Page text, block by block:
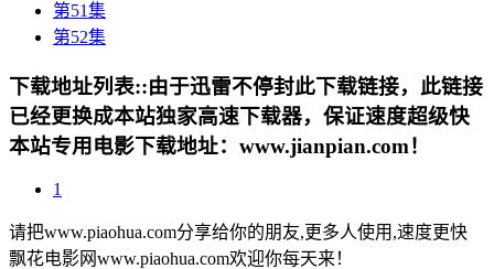
第51集
第52集
下载地址列表::由于迅雷不停封此下载链接，此链接
已经更换成本站独家高速下载器，保证速度超级快
本站专用电影下载地址：www.jianpian.com！
1
请把www.piaohua.com分享给你的朋友,更多人使用,速度更快
飘花电影网www.piaohua.com欢迎你每天来！